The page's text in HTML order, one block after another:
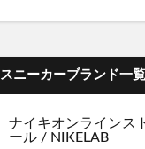
スニーカーブランド一
ナイキオンラインス
ール / NIKELAB